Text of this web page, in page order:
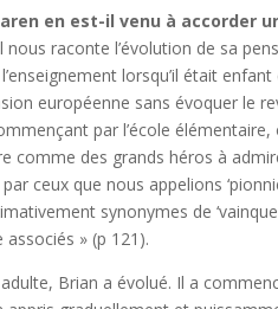
en est-il venu à accorder
nous raconte l’évolution de sa
lorsqu’il était
européenne sans évoquer le
par l’école
comme des grands héros à
ceux que nous appelions
synonymes de
associés » (p 121).
Brian a évolué. Il a